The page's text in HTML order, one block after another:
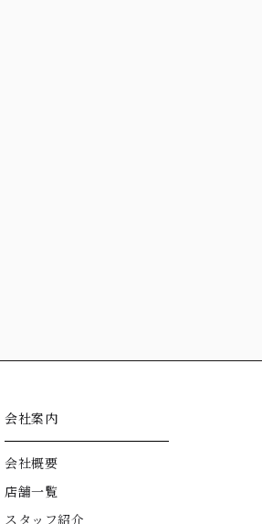
会社案内
会社概要
店舗一覧
スタッフ紹介